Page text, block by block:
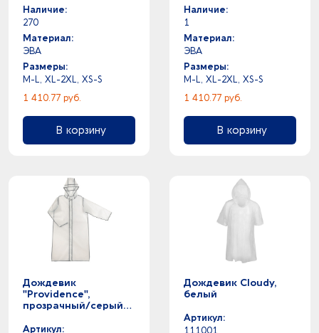
Наличие:
270
Материал:
ЭВА
Размеры:
M-L, XL-2XL, XS-S
1 410.77 руб.
В корзину
Наличие:
1
Материал:
ЭВА
Размеры:
M-L, XL-2XL, XS-S
1 410.77 руб.
В корзину
Дождевик
"Providence",
прозрачный/серый
чехлом
Артикул:
Дождевик Cloudy,
белый
Артикул:
111001